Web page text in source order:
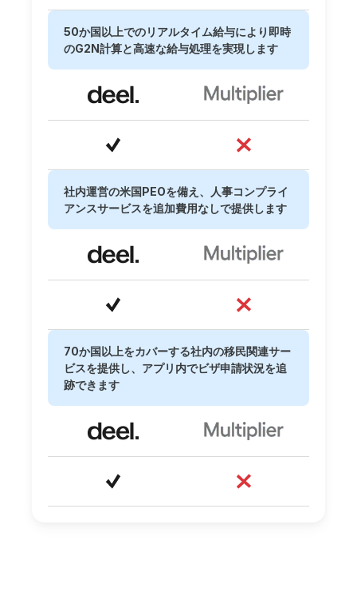
50か国以上でのリアルタイム給与により即時
のG2N計算と高速な給与処理を実現します
社内運営の米国PEOを備え、人事コンプライ
アンスサービスを追加費用なしで提供します
70か国以上をカバーする社内の移民関連サー
ビスを提供し、アプリ内でビザ申請状況を追
跡できます